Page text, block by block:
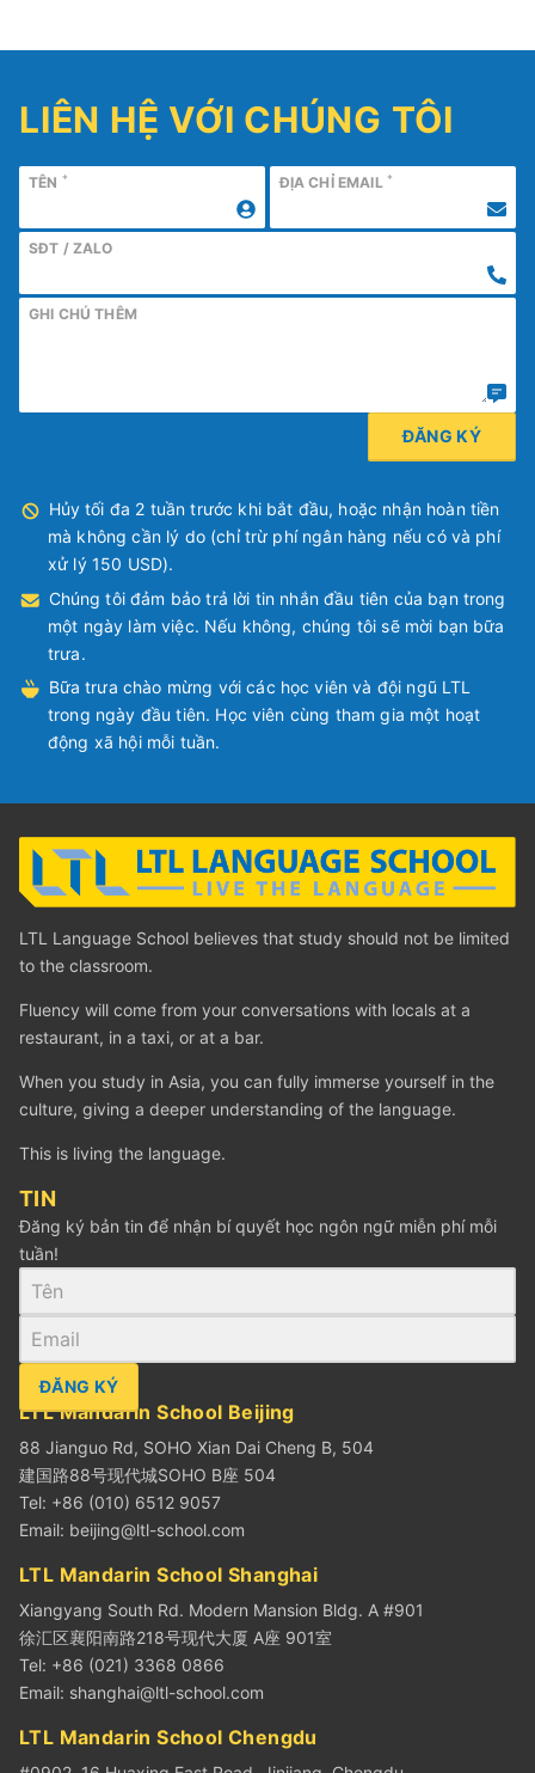
LIÊN HỆ VỚI CHÚNG TÔI
TÊN * ĐỊA CHỈ EMAIL *
SĐT / ZALO
GHI CHÚ THÊM
Hủy tối đa 2 tuần trước khi bắt đầu, hoặc nhận hoàn tiền
mà không cần lý do (chỉ trừ phí ngân hàng nếu có và phí
xử lý 150 USD).
Chúng tôi đảm bảo trả lời tin nhắn đầu tiên của bạn trong
một ngày làm việc. Nếu không, chúng tôi sẽ mời bạn bữa
trưa.
Bữa trưa chào mừng với các học viên và đội ngũ LTL
trong ngày đầu tiên. Học viên cùng tham gia một hoạt
động xã hội mỗi tuần.
LTL Language School believes that study should not be limited
to the classroom.
Fluency will come from your conversations with locals at a
restaurant, in a taxi, or at a bar.
When you study in Asia, you can fully immerse yourself in the
culture, giving a deeper understanding of the language.
This is living the language.
TIN
Đăng ký bản tin để nhận bí quyết học ngôn ngữ miễn phí mỗi
tuần!
ĐĂNG KÝ
LTL Mandarin School Beijing
88 Jianguo Rd, SOHO Xian Dai Cheng B, 504
建国路88号现代城SOHO B座 504
Tel: +86 (010) 6512 9057
Email: beijing@ltl-school.com
LTL Mandarin School Shanghai
Xiangyang South Rd. Modern Mansion Bldg. A #901
徐汇区襄阳南路218号现代大厦 A座 901室
Tel: +86 (021) 3368 0866
Email: shanghai@ltl-school.com
LTL Mandarin School Chengdu